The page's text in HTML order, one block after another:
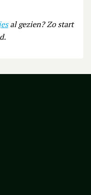
al gezien? Zo start